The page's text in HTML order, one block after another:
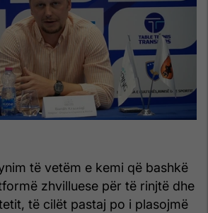
të vetëm e kemi që bashkë
zhvilluese për të rinjtë dhe
të cilët pastaj po i plasojmë